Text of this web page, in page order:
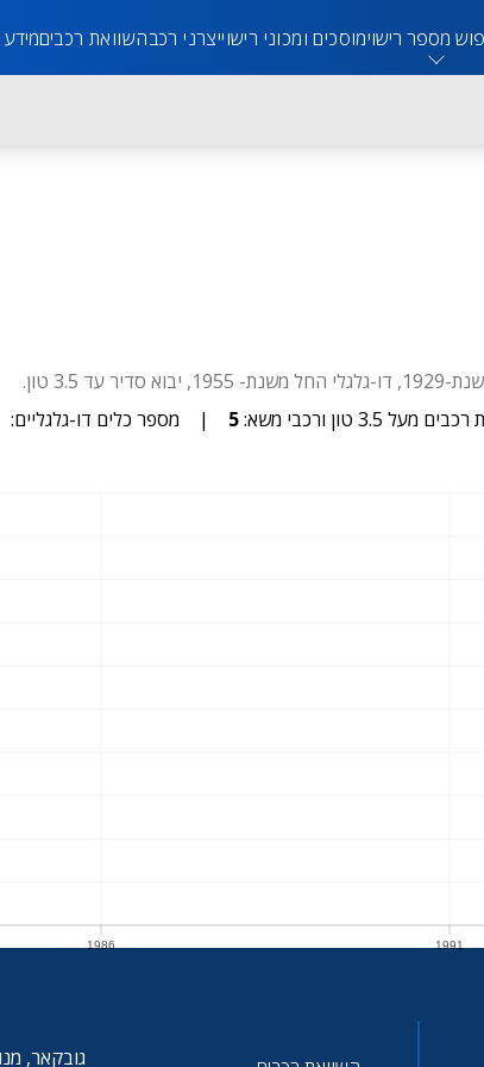
מספר רישוימוסכים ומכוני רישוייצרני רכבהשוואת רכביםמידע
מעל 3.5 טון ורכבי משא: 5
|
מספר כלים דו-גלגליים:
1986 1991
גובקאר,